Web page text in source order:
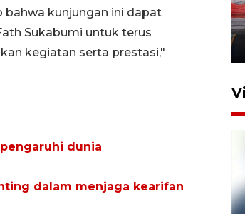
bahwa kunjungan ini dapat
Sukabumi untuk terus
kegiatan serta prestasi,"
dunia
dalam menjaga kearifan
sebidang di
Bogor